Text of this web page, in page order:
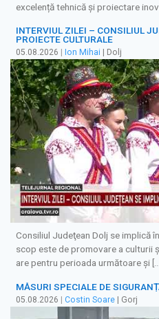
excelență tehnică și proiectare
INTERVIUL ZILEI – CONSILIUL
PROIECTE CULTURALE
05.08.2026 Ion Mihai | Dolj
Consiliul Judeţean Dolj se implică
scop este de promovare a culturii
are pentru perioada următoare şi
MĂSURI SPECIALE DE
05.08.2026 | Costin Soare | Gorj